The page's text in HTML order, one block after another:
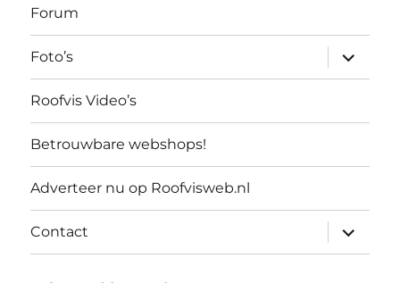
Forum
Foto’s
Roofvis Video’s
Betrouwbare webshops!
Adverteer nu op Roofvisweb.nl
Contact